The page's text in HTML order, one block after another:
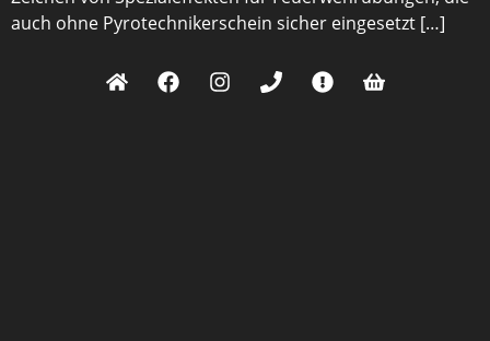
auch ohne Pyrotechnikerschein sicher eingesetzt […]